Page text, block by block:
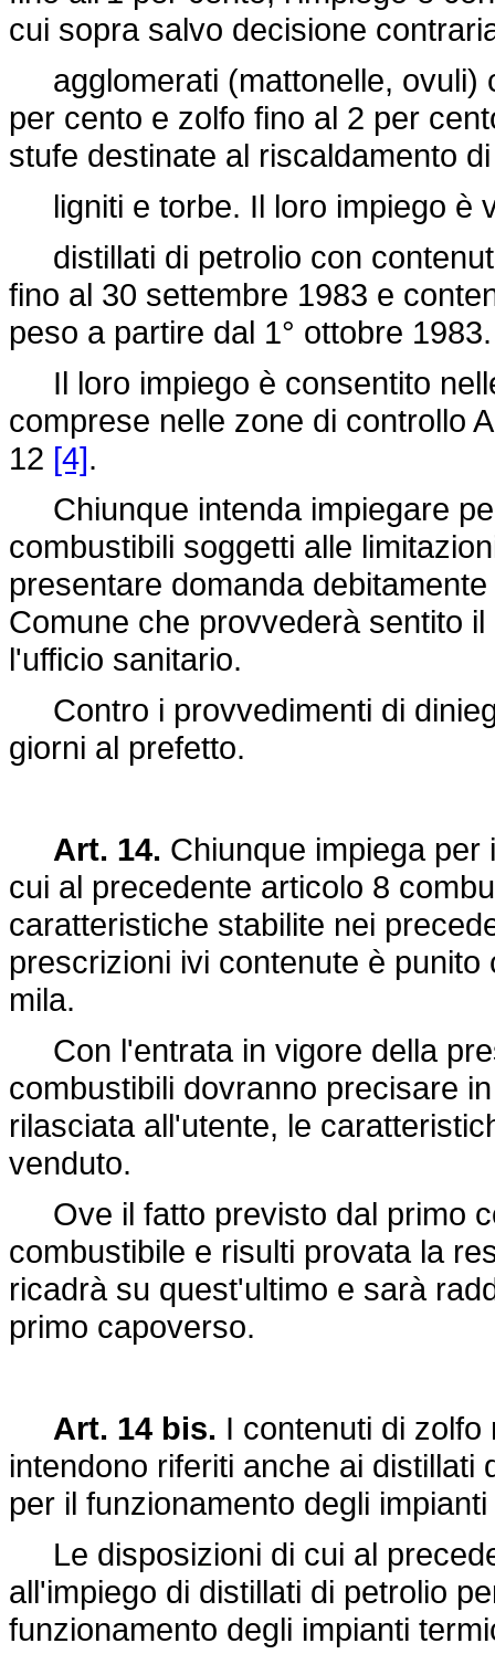
cui sopra salvo decisione
agglomerati (mattonelle, ovuli)
per cento e zolfo fino al 2 per
stufe destinate al riscaldamento
ligniti e torbe. Il loro impiego è
distillati di petrolio con
fino al 30 settembre 1983 e
peso a partire dal 1° ottobre 1983.
Il loro impiego è consentito
comprese nelle zone di controllo
12 [4].
Chiunque intenda impiegare
combustibili soggetti alle
presentare domanda
Comune che provvederà sentito
l'ufficio sanitario.
Contro i provvedimenti di
giorni al prefetto.
Art. 14. Chiunque impiega per
cui al precedente articolo 8
caratteristiche stabilite nei
prescrizioni ivi contenute è
mila.
Con l'entrata in vigore della
combustibili dovranno precisare
rilasciata all'utente, le
venduto.
Ove il fatto previsto dal primo
combustibile e risulti provata la
ricadrà su quest'ultimo e sarà
primo capoverso.
Art. 14 bis. I contenuti di
intendono riferiti anche ai distillati
per il funzionamento degli
Le disposizioni di cui al
all'impiego di distillati di petrolio
funzionamento degli impianti